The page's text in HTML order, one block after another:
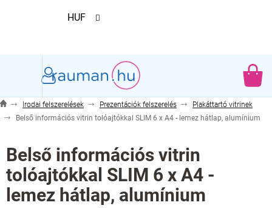
HUF
Irodai felszerelések Prezentációk felszerelés
Plakáttartó vitrinek
Belső információs vitrin tolóajtókkal SLIM 6 x A4 - lemez hátlap, alumínium
Belső információs vitrin
tolóajtókkal SLIM 6 x A4 -
lemez hátlap, alumínium